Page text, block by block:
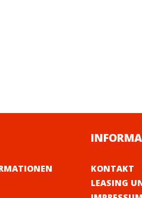
KONTAKT
LEASING